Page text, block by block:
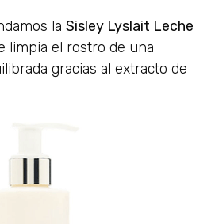
la Sisley Lyslait Leche
limpia el rostro de una
gracias al extracto de